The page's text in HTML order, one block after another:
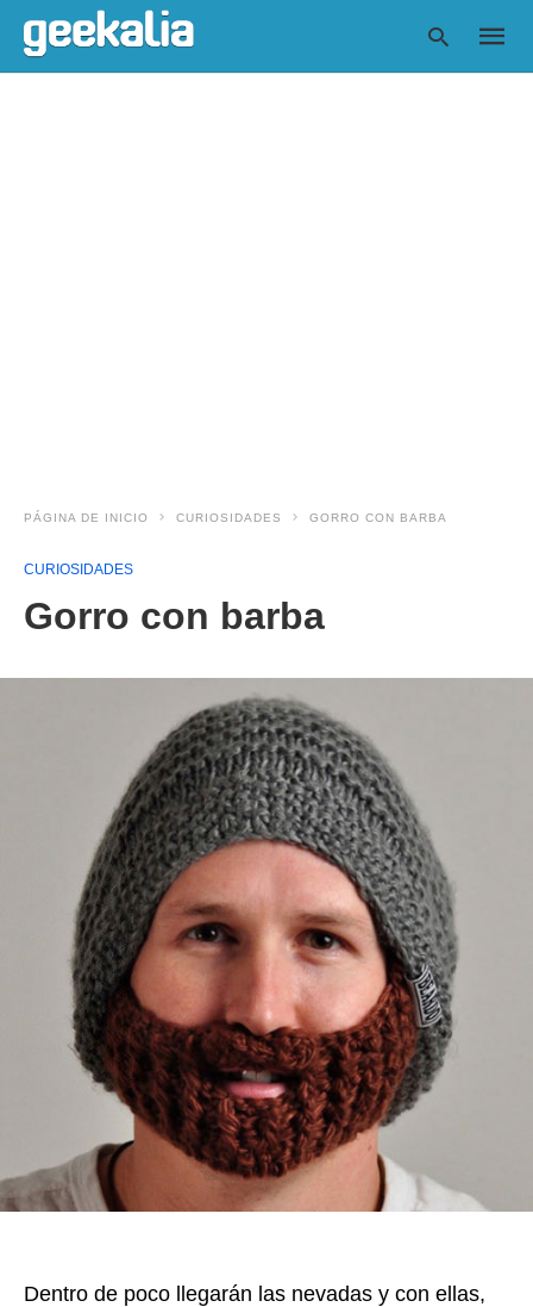
PÁGINA DE INICIO CURIOSIDADES GORRO CON BARBA
CURIOSIDADES
Gorro con barba
Dentro de poco llegarán las nevadas y con ellas,